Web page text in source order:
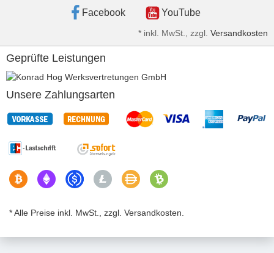
Facebook YouTube
* inkl. MwSt., zzgl. Versandkosten
Geprüfte Leistungen
Unsere Zahlungsarten
* Alle Preise inkl. MwSt., zzgl. Versandkosten.